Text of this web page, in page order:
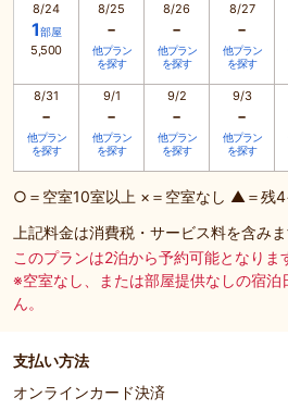
8/24
1部屋
5,500
8/25
-
他プラン
を探す
8/26
-
他プラン
を探す
8/27
-
他プラン
を探す
8/31
-
他プラン
を探す
9/1
-
他プラン
を探す
9/2
-
他プラン
を探す
9/3
-
他プラン
を探す
○＝空室10室以上 ×＝空室なし ▲＝残
上記料金は消費税・サービス料を含みま
このプランは2泊から予約可能となりま
※空室なし、または部屋提供なしの宿泊
ん。
支払い方法
オンラインカード決済